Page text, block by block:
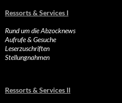
Ressorts & Services I
Rund um die Abzocknews
Aufrufe & Gesuche
Leserzuschriften
Stellungnahmen
Ressorts & Services II